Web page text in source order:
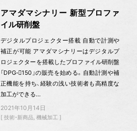
アマダマシナリー 新型プロファ
イル研削盤
デジタルプロジェクター搭載 自動で計測や
補正が可能 アマダマシナリーはデジタルプ
ロジェクターを搭載したプロファイル研削盤
「DPG‐150」の販売を始める。自動計測や補
正機能を持ち、経験の浅い技術者も高精度な
加工ができる…
2021年10月14日
技術・新商品 機械加工